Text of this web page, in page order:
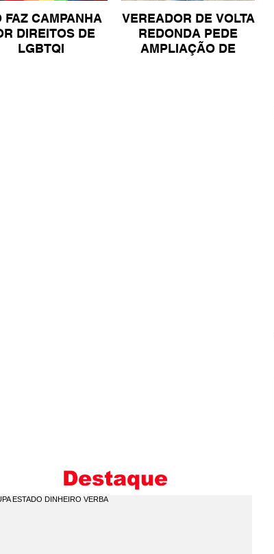
FAZ CAMPANHA
DIREITOS DE
LGBTQI
VEREADOR DE VOLTA
REDONDA PEDE
AMPLIAÇÃO DE
Destaque